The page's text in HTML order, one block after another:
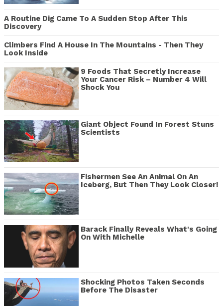
A Routine Dig Came To A Sudden Stop After This
Discovery
Climbers Find A House In The Mountains - Then They
Look Inside
9 Foods That Secretly Increase
Your Cancer Risk – Number 4 Will
Shock You
Giant Object Found In Forest Stuns
Scientists
Fishermen See An Animal On An
Iceberg, But Then They Look Closer!
Barack Finally Reveals What's Going
On With Michelle
Shocking Photos Taken Seconds
Before The Disaster